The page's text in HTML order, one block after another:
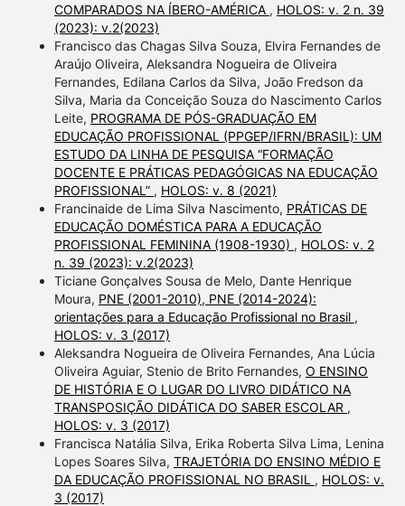
COMPARADOS NA ÍBERO-AMÉRICA , HOLOS: v. 2 n. 39
(2023): v.2(2023)
Francisco das Chagas Silva Souza, Elvira Fernandes de
Araújo Oliveira, Aleksandra Nogueira de Oliveira
Fernandes, Edilana Carlos da Silva, João Fredson da
Silva, Maria da Conceição Souza do Nascimento Carlos
Leite, PROGRAMA DE PÓS-GRADUAÇÃO EM
EDUCAÇÃO PROFISSIONAL (PPGEP/IFRN/BRASIL): UM
ESTUDO DA LINHA DE PESQUISA “FORMAÇÃO
DOCENTE E PRÁTICAS PEDAGÓGICAS NA EDUCAÇÃO
PROFISSIONAL” , HOLOS: v. 8 (2021)
Francinaide de Lima Silva Nascimento, PRÁTICAS DE
EDUCAÇÃO DOMÉSTICA PARA A EDUCAÇÃO
PROFISSIONAL FEMININA (1908-1930) , HOLOS: v. 2
n. 39 (2023): v.2(2023)
Ticiane Gonçalves Sousa de Melo, Dante Henrique
Moura, PNE (2001-2010), PNE (2014-2024):
orientações para a Educação Profissional no Brasil ,
HOLOS: v. 3 (2017)
Aleksandra Nogueira de Oliveira Fernandes, Ana Lúcia
Oliveira Aguiar, Stenio de Brito Fernandes, O ENSINO
DE HISTÓRIA E O LUGAR DO LIVRO DIDÁTICO NA
TRANSPOSIÇÃO DIDÁTICA DO SABER ESCOLAR ,
HOLOS: v. 3 (2017)
Francisca Natália Silva, Erika Roberta Silva Lima, Lenina
Lopes Soares Silva, TRAJETÓRIA DO ENSINO MÉDIO E
DA EDUCAÇÃO PROFISSIONAL NO BRASIL , HOLOS: v.
3 (2017)